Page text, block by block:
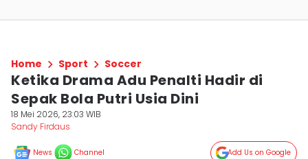
Home Sport Soccer
Ketika Drama Adu Penalti Hadir di
Sepak Bola Putri Usia Dini
18 Mei 2026, 23:03 WIB
Sandy Firdaus
News Channel Add Us on Google